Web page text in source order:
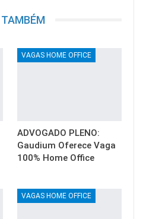
TAMBÉM
VAGAS HOME OFFICE
ADVOGADO PLENO:
Gaudium Oferece Vaga
100% Home Office
VAGAS HOME OFFICE